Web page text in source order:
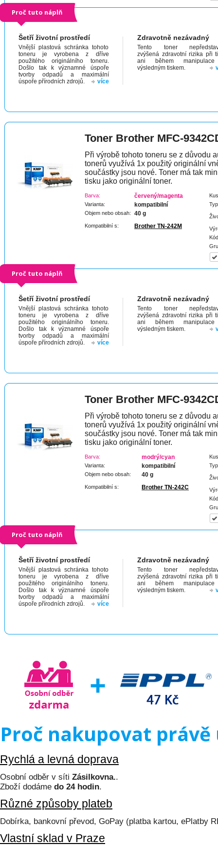
Proč tuto náplň
Šetří životní prostředí
Vnější plastová schránka tohoto
toneru je vyrobena z dříve
použitého originálního toneru.
Došlo tak k významné úspoře
tvorby odpadů a maximální
úspoře přírodních zdrojů.
více
Zdravotně nezávadný
Tento toner
zvýšená zdravotní rizika při
ani během
výsledným tiskem.
Toner Brother MFC-
Při výrobě tohoto toneru se z důvodu
tonerů využívá 1x použitý originální
součástky jsou nové. Toner má tak
tisku jako originální toner.
Barva: červený/magenta
Varianta: kompatibilní
Objem nebo obsah: 40 g
Kompatibilní s: Brother TN-242M
Proč tuto náplň
Šetří životní prostředí
Vnější plastová schránka tohoto
toneru je vyrobena z dříve
použitého originálního toneru.
Došlo tak k významné úspoře
tvorby odpadů a maximální
úspoře přírodních zdrojů.
více
Zdravotně nezávadný
Tento toner
zvýšená zdravotní rizika při
ani během
výsledným tiskem.
Toner Brother MFC-
Při výrobě tohoto toneru se z důvodu
tonerů využívá 1x použitý originální
součástky jsou nové. Toner má tak
tisku jako originální toner.
Barva: modrý/cyan
Varianta: kompatibilní
Objem nebo obsah: 40 g
Kompatibilní s: Brother TN-242C
Proč tuto náplň
Šetří životní prostředí
Vnější plastová schránka tohoto
toneru je vyrobena z dříve
použitého originálního toneru.
Došlo tak k významné úspoře
tvorby odpadů a maximální
úspoře přírodních zdrojů.
více
Zdravotně nezávadný
Tento toner
zvýšená zdravotní rizika při
ani během
výsledným tiskem.
Proč nakupovat právě
Rychlá a levná doprava
Osobní odběr v síti Zásilkovna..
Zboží dodáme do 24 hodin.
Různé způsoby plateb
Dobírka, bankovní převod, GoPay (platba kartou, ePlatby
Vlastní sklad v Praze